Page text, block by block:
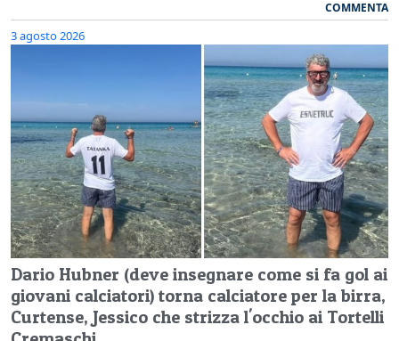
COMMENTA
3 agosto 2026
Dario Hubner (deve insegnare come si fa gol ai
giovani calciatori) torna calciatore per la birra,
Curtense, Jessico che strizza l'occhio ai Tortelli